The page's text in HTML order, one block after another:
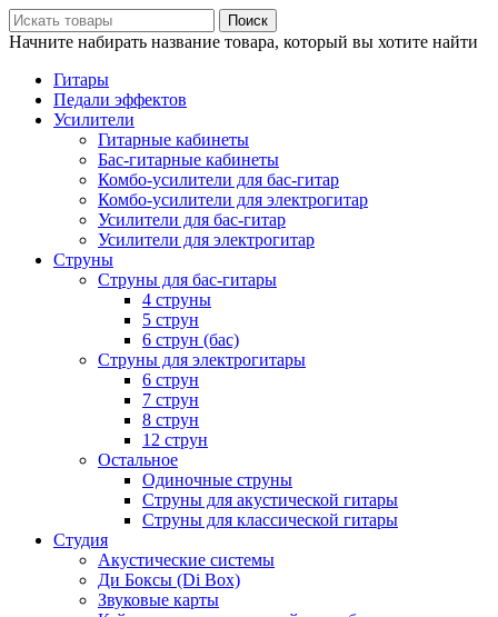
Поиск
Начните набирать название товара, который вы хотите найти
Гитары
Педали эффектов
Усилители
Гитарные кабинеты
Бас-гитарные кабинеты
Комбо-усилители для бас-гитар
Комбо-усилители для электрогитар
Усилители для бас-гитар
Усилители для электрогитар
Струны
Струны для бас-гитары
4 струны
5 струн
6 струн (бас)
Струны для электрогитары
6 струн
7 струн
8 струн
12 струн
Остальное
Одиночные струны
Струны для акустической гитары
Струны для классической гитары
Студия
Акустические системы
Ди Боксы (Di Box)
Звуковые карты